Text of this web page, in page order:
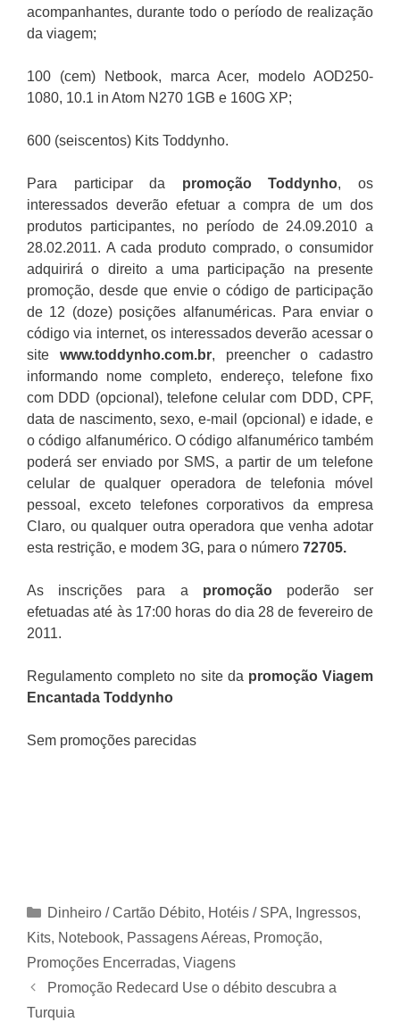
acompanhantes, durante todo o período de realização
da viagem;
100 (cem) Netbook, marca Acer, modelo AOD250-
1080, 10.1 in Atom N270 1GB e 160G XP;
600 (seiscentos) Kits Toddynho.
Para participar da promoçãoToddynho, os
interessados deverão efetuar a compra de um dos
produtos participantes, no período de 24.09.2010 a
28.02.2011. A cada produto comprado, o consumidor
adquirirá o direito a uma participação na presente
promoção, desde que envie o código de participação
de 12 (doze) posições alfanuméricas. Para enviar o
código via internet, os interessados deverão acessar o
site www.toddynho.com.br, preencher o cadastro
informando nome completo, endereço, telefone fixo
com DDD (opcional), telefone celular com DDD, CPF,
data de nascimento, sexo, e-mail (opcional) e idade, e
o código alfanumérico. O código alfanumérico também
poderá ser enviado por SMS, a partir de um telefone
celular de qualquer operadora de telefonia móvel
pessoal, exceto telefones corporativos da empresa
Claro, ou qualquer outra operadora que venha adotar
esta restrição, e modem 3G, para o número 72705.
As inscrições para a promoçãopoderão ser
efetuadas até às 17:00 horas do dia 28 de fevereiro de
2011.
Regulamento completo no site da promoção Viagem
Encantada Toddynho
Sem promoções parecidas
Categorias
Dinheiro / Cartão Débito, Hotéis / SPA, Ingressos,
Kits, Notebook, Passagens Aéreas, Promoção,
Promoções Encerradas, Viagens
Promoção Redecard Use o débito descubra a
Turquia